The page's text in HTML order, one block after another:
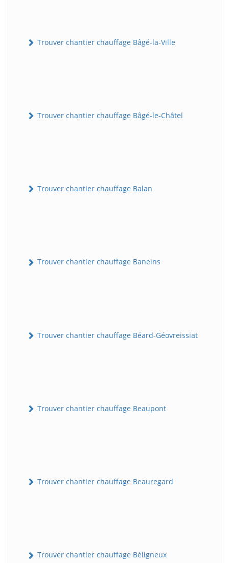
Trouver chantier chauffage Bâgé-la-Ville
Trouver chantier chauffage Bâgé-le-Châtel
Trouver chantier chauffage Balan
Trouver chantier chauffage Baneins
Trouver chantier chauffage Béard-Géovreissiat
Trouver chantier chauffage Beaupont
Trouver chantier chauffage Beauregard
Trouver chantier chauffage Béligneux